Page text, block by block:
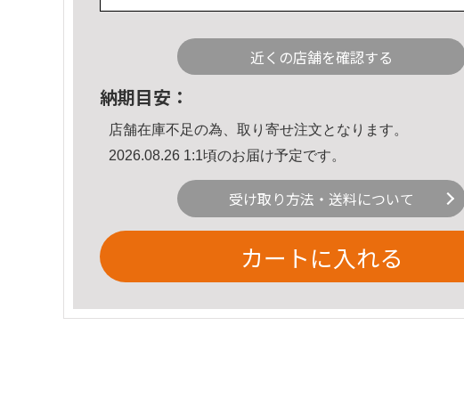
近くの店舗を確認する
納期目安：
店舗在庫不足の為、取り寄せ注文となります。
2026.08.26 1:1頃のお届け予定です。
受け取り方法・送料について
カートに入れる